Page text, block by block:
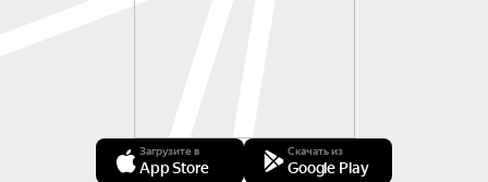
Загрузите в
App Store
Скачать из
Google Play